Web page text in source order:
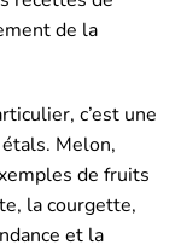
de la
c’est une
Melon,
de fruits
la courgette,
et la